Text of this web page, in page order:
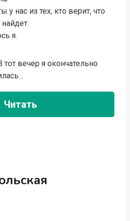
у нас из тех, кто верит, что
я.
тот вечер я окончательно
Читать